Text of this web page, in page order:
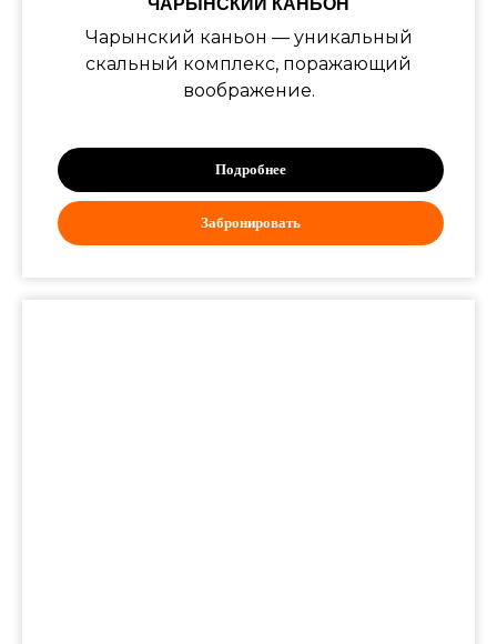
ЧАРЫНСКИЙ КАНЬОН
Чарынский каньон — уникальный
скальный комплекс, поражающий
воображение.
Подробнее
Забронировать